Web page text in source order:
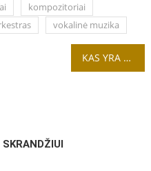
kompozitoriai
vokalinė muzika
KAS YRA PRIETARAI?